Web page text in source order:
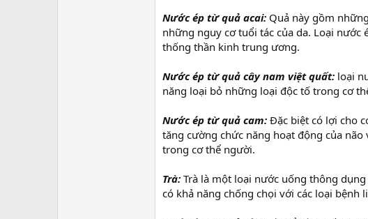
Nước ép từ quả acai: Quả này gồm
những nguy cơ tuổi tác của da. Loại nước
thống thần kinh trung ương.
Nước ép từ quả cây nam việt quất: loại
năng loại bỏ những loại độc tố trong cơ
Nước ép từ quả cam: Đặc biệt có lợi cho
tăng cường chức năng hoạt động của
trong cơ thể người.
Trà: Trà là một loại nước uống thông
có khả năng chống chọi với các loại bệnh